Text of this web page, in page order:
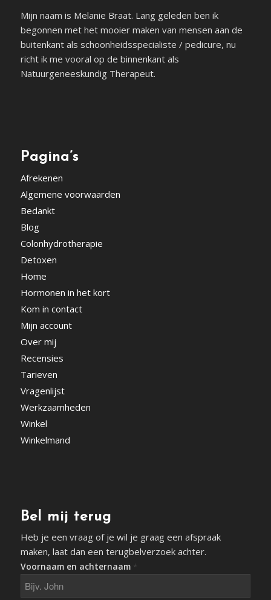
Mijn naam is Melanie Braat. Lang geleden ben ik
begonnen met het mooier maken van mensen aan de
buitenkant als schoonheidsspecialiste / pedicure, nu
richt ik me vooral op de binnenkant als
Natuurgeneeskundig Therapeut.
Pagina’s
Afrekenen
Algemene voorwaarden
Bedankt
Blog
Colonhydrotherapie
Detoxen
Home
Hormonen in het kort
Kom in contact
Mijn account
Over mij
Recensies
Tarieven
Vragenlijst
Werkzaamheden
Winkel
Winkelmand
Bel mij terug
Heb je een vraag of je wil je graag een afspraak
maken, laat dan een terugbelverzoek achter.
Voornaam en achternaam *